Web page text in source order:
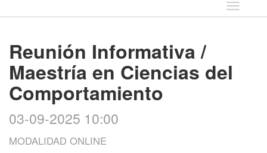
Idioma
Reunión Informativa /
Maestría en Ciencias del
Comportamiento
03-09-2025 10:00
MODALIDAD ONLINE